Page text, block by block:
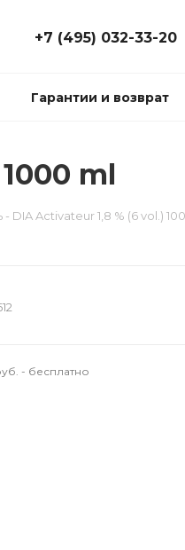
+7 (495) 032-33-20
Гарантии и возврат
ml
DIA Activateur 1,8 % (6 vol.)
- бесплатно